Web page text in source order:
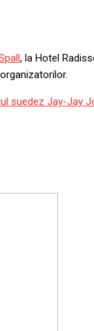
, la Hotel
suedez Jay-Jay